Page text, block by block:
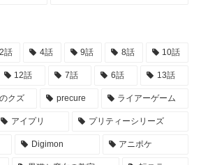
2話 4話 9話 8話 10話
12話 7話 6話 13話
クズ precure ライアーゲーム
アイプリ プリティーシリーズ
Digimon アニポケ